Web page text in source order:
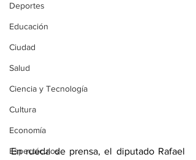
Deportes
Educación
Ciudad
Salud
Ciencia y Tecnología
Cultura
Economía
Espectáculos
En rueda de prensa, el diputado Rafael